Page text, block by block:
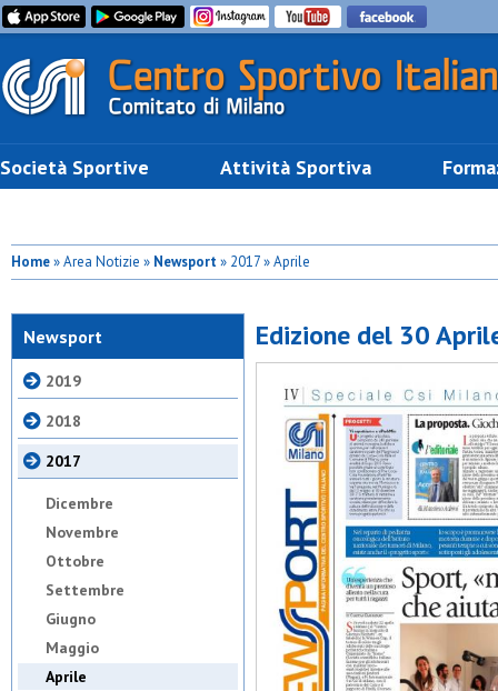
Società Sportive Attività Sportiva
Home» Area Notizie » Newsport» 2017 » Aprile
Newsport
2019
2018
2017
Dicembre
Novembre
Ottobre
Settembre
Giugno
Maggio
Aprile
Edizione del 30